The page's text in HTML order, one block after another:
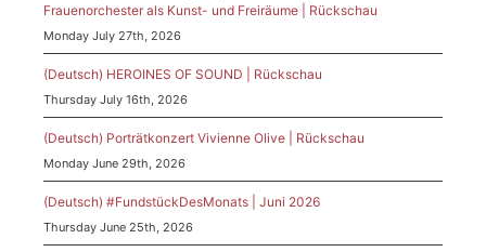
Frauenorchester als Kunst- und Freiräume | Rückschau
Monday July 27th, 2026
(Deutsch) HEROINES OF SOUND | Rückschau
Thursday July 16th, 2026
(Deutsch) Porträtkonzert Vivienne Olive | Rückschau
Monday June 29th, 2026
(Deutsch) #FundstückDesMonats | Juni 2026
Thursday June 25th, 2026